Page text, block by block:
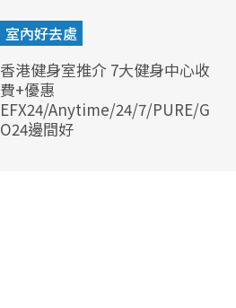
室內好去處
香港健身室推介 7大健身中心收
費+優惠
EFX24/Anytime/24/7/PURE/G
O24邊間好